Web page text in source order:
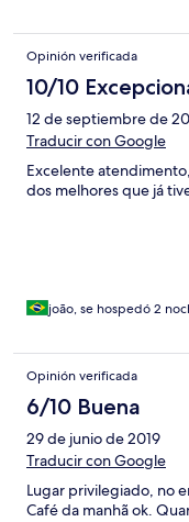
Opinión verificada
10/10
12 de septiembre de
Traducir con Google
Excelente
dos melhores que já
joão, se hospedó 2
Opinión verificada
6/10 Buena
29 de junio de 2019
Traducir con Google
Lugar privilegiado, no
Café da manhã ok.